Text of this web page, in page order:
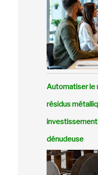
Automatiser le
résidus
investissement
dénudeuse